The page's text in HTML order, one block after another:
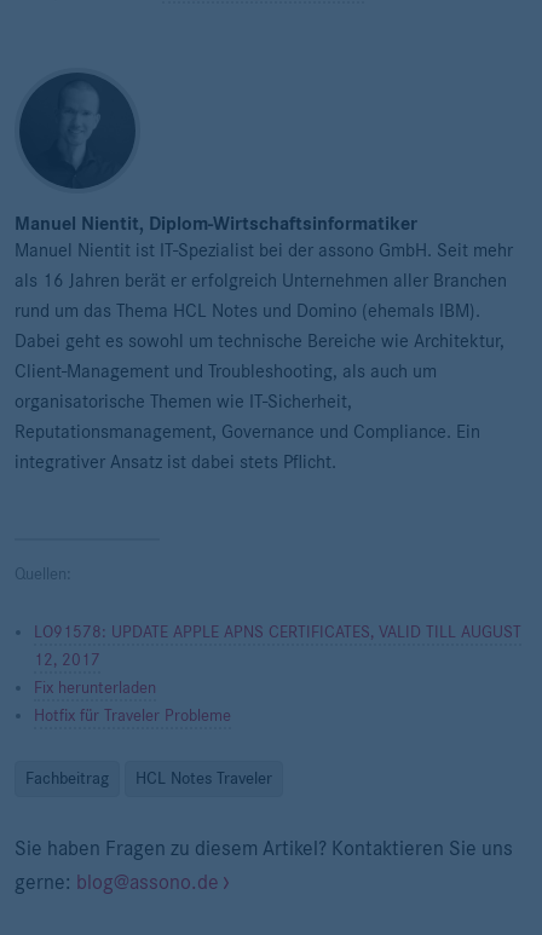
Manuel Nientit, Diplom-Wirtschaftsinformatiker
Manuel Nientit ist IT-Spezialist bei der assono GmbH. Seit mehr
als 16 Jahren berät er erfolgreich Unternehmen aller Branchen
rund um das Thema HCL Notes und Domino (ehemals IBM).
Dabei geht es sowohl um technische Bereiche wie Architektur,
Client-Management und Troubleshooting, als auch um
organisatorische Themen wie IT-Sicherheit,
Reputationsmanagement, Governance und Compliance. Ein
integrativer Ansatz ist dabei stets Pflicht.
Quellen:
LO91578: UPDATE APPLE APNS CERTIFICATES, VALID TILL AUGUST
12, 2017
Fix herunterladen
Hotfix für Traveler Probleme
Fachbeitrag HCL Notes Traveler
Sie haben Fragen zu diesem Artikel? Kontaktieren Sie uns
gerne: blog@assono.de